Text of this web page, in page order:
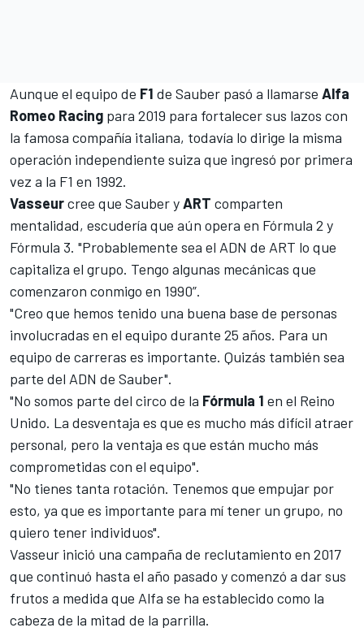
Aunque el equipo de F1 de Sauber pasó a llamarse Alfa
Romeo Racing para 2019 para fortalecer sus lazos con
la famosa compañía italiana, todavía lo dirige la misma
operación independiente suiza que ingresó por primera
vez a la F1 en 1992.
Vasseurcree que Sauber yART comparten
mentalidad, escudería que aún opera en Fórmula 2 y
Fórmula 3. "Probablemente sea el ADN de ART lo que
capitaliza el grupo. Tengo algunas mecánicas que
comenzaron conmigo en 1990”.
"Creo que hemos tenido una buena base de personas
involucradas en el equipo durante 25 años. Para un
equipo de carreras es importante. Quizás también sea
parte del ADN de Sauber".
"No somos parte del circo de la Fórmula 1 en el Reino
Unido. La desventaja es que es mucho más difícil atraer
personal, pero la ventaja es que están mucho más
comprometidas con el equipo".
"No tienes tanta rotación. Tenemos que empujar por
esto, ya que es importante para mí tener un grupo, no
quiero tener individuos".
Vasseur inició una campaña de reclutamiento en 2017
que continuó hasta el año pasado y comenzó a dar sus
frutos a medida que Alfa se ha establecido como la
cabeza de la mitad de la parrilla.